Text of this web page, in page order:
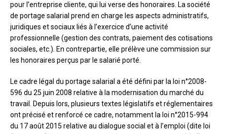
pour l’entreprise cliente, qui lui verse des honoraires. La société
de portage salarial prend en charge les aspects administratifs,
juridiques et sociaux liés à l’exercice d’une activité
professionnelle (gestion des contrats, paiement des cotisations
sociales, etc.). En contrepartie, elle prélève une commission sur
les honoraires perçus par le salarié porté.
Le cadre légal du portage salarial a été défini par la loi n°2008-
596 du 25 juin 2008 relative à la modernisation du marché du
travail. Depuis lors, plusieurs textes législatifs et réglementaires
ont précisé et renforcé ce cadre, notamment la loi n°2015-994
du 17 août 2015 relative au dialogue social et à l’emploi (dite loi